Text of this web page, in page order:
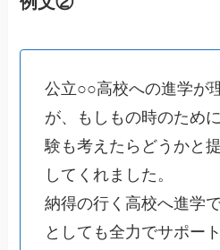
公立○○高校への進学が
が、もしもの時のため
験も考えたらどうかと
してくれました。
納得の行く高校へ進学
としても全力でサポー